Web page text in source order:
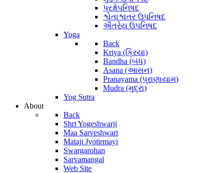
પ્રશ્નોપનિષદ
શ્વેતાશ્વતર ઉપનિષદ
ઐતરેય ઉપનિષદ
Yoga
Back
Kriya (ક્રિયા)
Bandha (બંધ)
Asana (આસન)
Pranayama (પ્રાણાયામ)
Mudra (મુદ્રા)
Yog Sutra
About
Back
Shri Yogeshwarji
Maa Sarveshwari
Mataji Jyotirmayi
Swargarohan
Sarvamangal
Web Site